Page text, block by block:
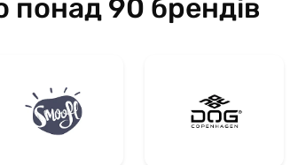
90 брендів